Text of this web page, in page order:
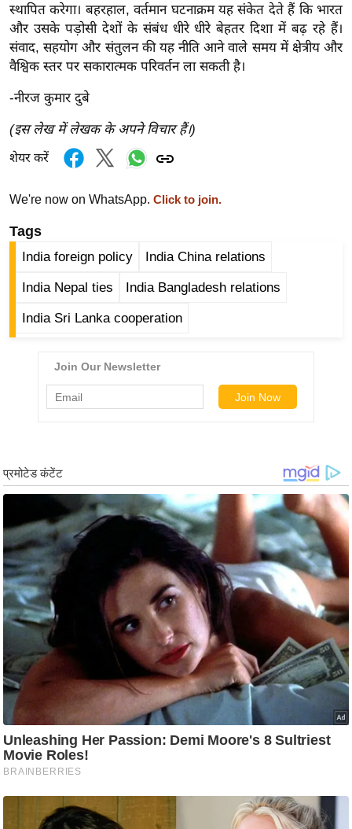
/
फै
श
न
घ
लू
नु
प
र्य
स्थ
ले
न
शि
प
रा
ज
नी
वि
श्ले
ष
ण
स
म
सा
स्थापित करेगा। बहरहाल, वर्तमान घटनाक्रम यह संकेत देते हैं कि भारत
और उसके पड़ोसी देशों के संबंध धीरे धीरे बेहतर दिशा में बढ़ रहे हैं।
संवाद, सहयोग और संतुलन की यह नीति आने वाले समय में क्षेत्रीय और
वैश्विक स्तर पर सकारात्मक परिवर्तन ला सकती है।
-नीरज कुमार दुबे
(इस लेख में लेखक के अपने विचार हैं।)
शेयर करें
We're now on WhatsApp. Click to join.
Tags
India foreign policy India China relations
India Nepal ties India Bangladesh relations
India Sri Lanka cooperation